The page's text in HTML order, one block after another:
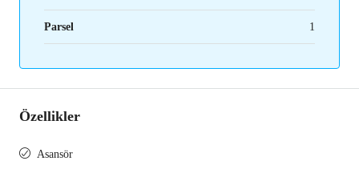
Parsel 1
Özellikler
Asansör